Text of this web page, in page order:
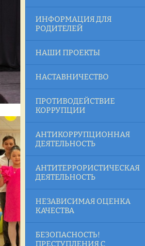
ИНФОРМАЦИЯ ДЛЯ
РОДИТЕЛЕЙ
НАШИ ПРОЕКТЫ
НАСТАВНИЧЕСТВО
ПРОТИВОДЕЙСТВИЕ
КОРРУПЦИИ
АНТИКОРРУПЦИОННАЯ
ДЕЯТЕЛЬНОСТЬ
АНТИТЕРРОРИСТИЧЕСКАЯ
ДЕЯТЕЛЬНОСТЬ
НЕЗАВИСИМАЯ ОЦЕНКА
КАЧЕСТВА
БЕЗОПАСНОСТЬ!
ПРЕСТУПЛЕНИЯ С